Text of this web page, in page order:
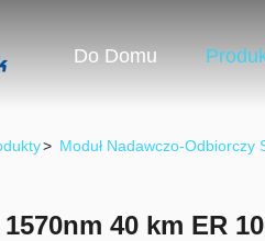
Do Domu
> Moduł Nadawczo-Odbiorczy
40 km ER